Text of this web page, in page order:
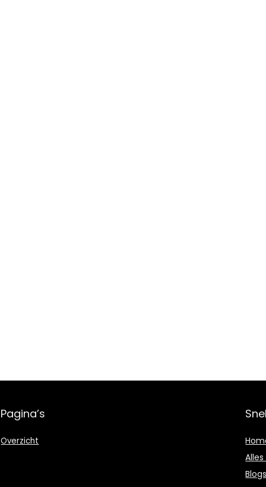
Pagina’s
Overzicht
Blogs